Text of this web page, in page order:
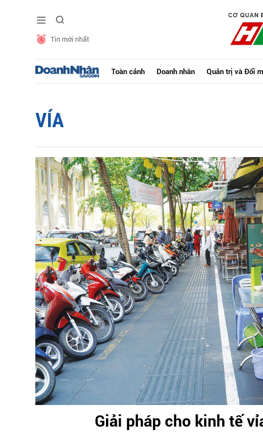
Tin mới nhất
Toàn cảnh Doanh nhân Quản trị và Đổi
VÍA
Giải pháp cho kinh tế